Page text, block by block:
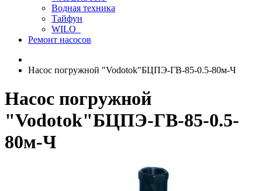
Водная техника
Тайфун
WILO_
Ремонт насосов
Насос погружной "Vodotok"БЦПЭ-ГВ-85-0.5-80м-Ч
Насос погружной
"Vodotok"БЦПЭ-ГВ-85-0.5-
80м-Ч